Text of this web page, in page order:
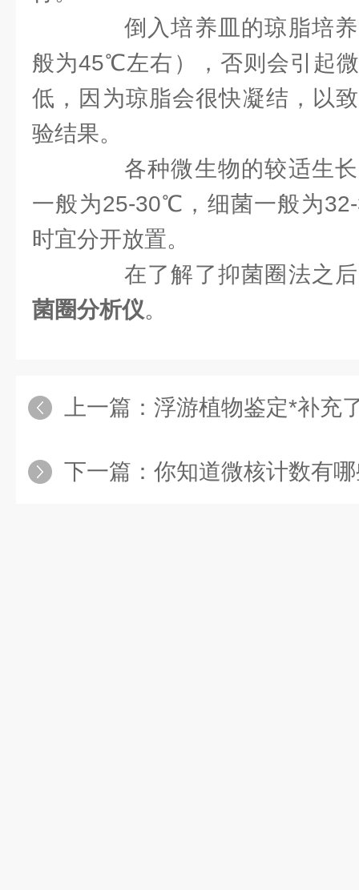
倒入培养皿的琼脂培养
般为45℃左右），否则会引起
低，因为琼脂会很快凝结，以
验结果。
各种微生物的较适生长
一般为25-30℃，细菌一般为
时宜分开放置。
在了解了抑菌圈法之后
菌圈分析仪。
上一篇： 浮游植物鉴定*补充
下一篇： 你知道微核计数有